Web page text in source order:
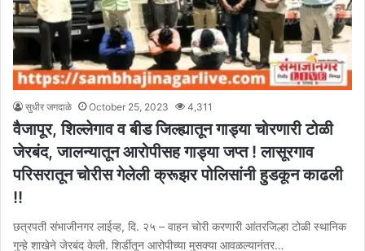
सुधीर जगदाळे October 25, 2023 4,311
वैजापूर, शिल्लेगाव व बीड जिल्ह्यातून गाड्या चोरणारी टोळी
जेरबंद, जालन्यातून आरोपीसह गाड्या जप्त ! लासूरगाव
परिसरातून चोरीस गेलेली क्रूझर पोलिसांनी हुडकून काढली
!!
छत्रपती संभाजीनगर लाईव्ह, दि. २५ – वाहन चोरी करणारी आंतरजिल्हा टोळी स्थानिक
गुन्हे शाखेने जेरबंद केली. शिर्डीतून आरोपीच्या मुसक्या आवळल्यानंतर…